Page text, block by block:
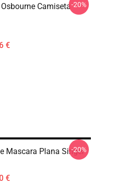
Camiseta
€
-20%
Mascara Plana Singer
€
-20%